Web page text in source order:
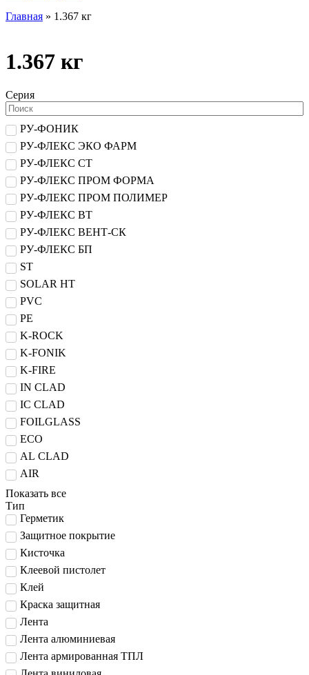
Главная » 1.367 кг
1.367 кг
Серия
РУ-ФОНИК
РУ-ФЛЕКС ЭКО ФАРМ
РУ-ФЛЕКС СТ
РУ-ФЛЕКС ПРОМ ФОРМА
РУ-ФЛЕКС ПРОМ ПОЛИМЕР
РУ-ФЛЕКС ВТ
РУ-ФЛЕКС ВЕНТ-СК
РУ-ФЛЕКС БП
ST
SOLAR HT
PVC
PE
K-ROCK
K-FONIK
K-FIRE
IN CLAD
IC CLAD
FOILGLASS
ECO
AL CLAD
AIR
Показать все
Тип
Герметик
Защитное покрытие
Кисточка
Клеевой пистолет
Клей
Краска защитная
Лента
Лента алюминиевая
Лента армированная ТПЛ